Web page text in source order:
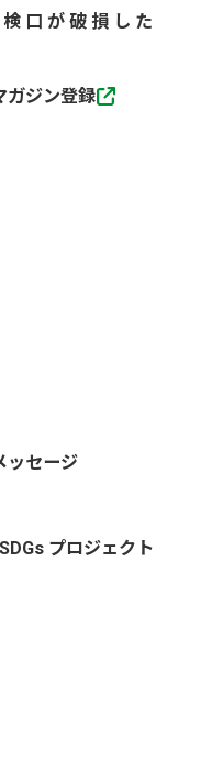
口が破損した
ガジン登録
ッセージ
プロジェクト